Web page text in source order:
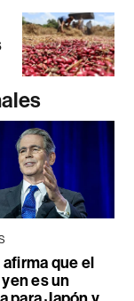
que el
es un